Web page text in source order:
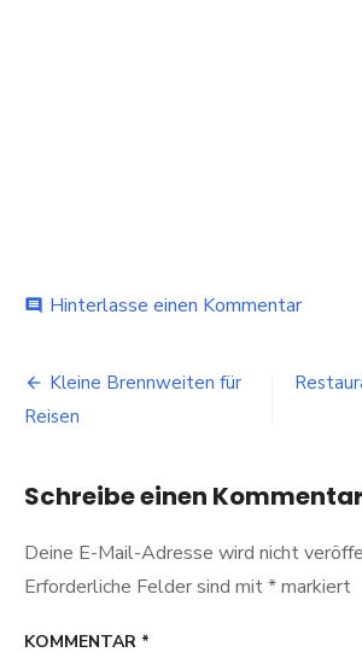
comment Hinterlasse einen Kommentarbei
Café
Kleine Brennweiten für
Reisen
Schreibe einen Kommentar
Deine E-Mail-Adresse wird nicht
Erforderliche Felder sind mit*markiert
KOMMENTAR *